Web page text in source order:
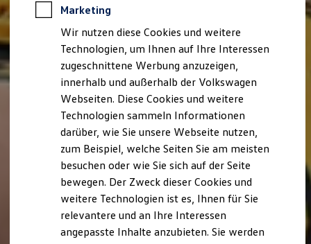
Rekuperation
Laden unterwegs
Laden Zuhause
Ladestationen finden
Ladezeitensimulator
Batterie
Sicherheit
Nachhaltigkeit
Technologie
Kosten und Kauf
Verbrauchskosten
Kaufoptionen
E-Auto-Förderung
Software und Konnektivität
Die ID. Software 6
ID. Software Versionen und Updates
Digitale Extras
Marketing
Wir nutzen diese Cookies und weitere
Technologien, um Ihnen auf Ihre Interessen
zugeschnittene Werbung anzuzeigen,
innerhalb und außerhalb der Volkswagen
Webseiten. Diese Cookies und weitere
Technologien sammeln Informationen
darüber, wie Sie unsere Webseite nutzen,
zum Beispiel, welche Seiten Sie am meisten
besuchen oder wie Sie sich auf der Seite
bewegen. Der Zweck dieser Cookies und
weitere Technologien ist es, Ihnen für Sie
relevantere und an Ihre Interessen
angepasste Inhalte anzubieten. Sie werden